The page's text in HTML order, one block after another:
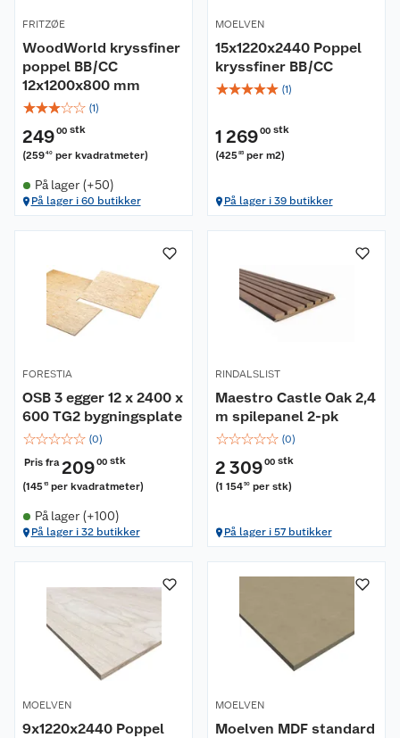
FRITZØE
WoodWorld kryssfiner
poppel BB/CC
12x1200x800 mm
☆☆☆☆☆ (1)
24900 stk
(25940 per kvadratmeter)
På lager (+50)
På lager i 60 butikker
MOELVEN
15x1220x2440 Poppel
kryssfiner BB/CC
☆☆☆☆☆ (1)
1 26900 stk
(42585 per m2)
På lager i 39 butikker
FORESTIA
OSB 3 egger 12 x 2400 x
600 TG2 bygningsplate
☆☆☆☆☆ (0)
Pris fra20900 stk
(14515 per kvadratmeter)
På lager (+100)
På lager i 32 butikker
RINDALSLIST
Maestro Castle Oak 2,4
m spilepanel 2-pk
☆☆☆☆☆ (0)
2 30900 stk
(1 15450 per stk)
På lager i 57 butikker
MOELVEN
9x1220x2440 Poppel
MOELVEN
Moelven MDF standard